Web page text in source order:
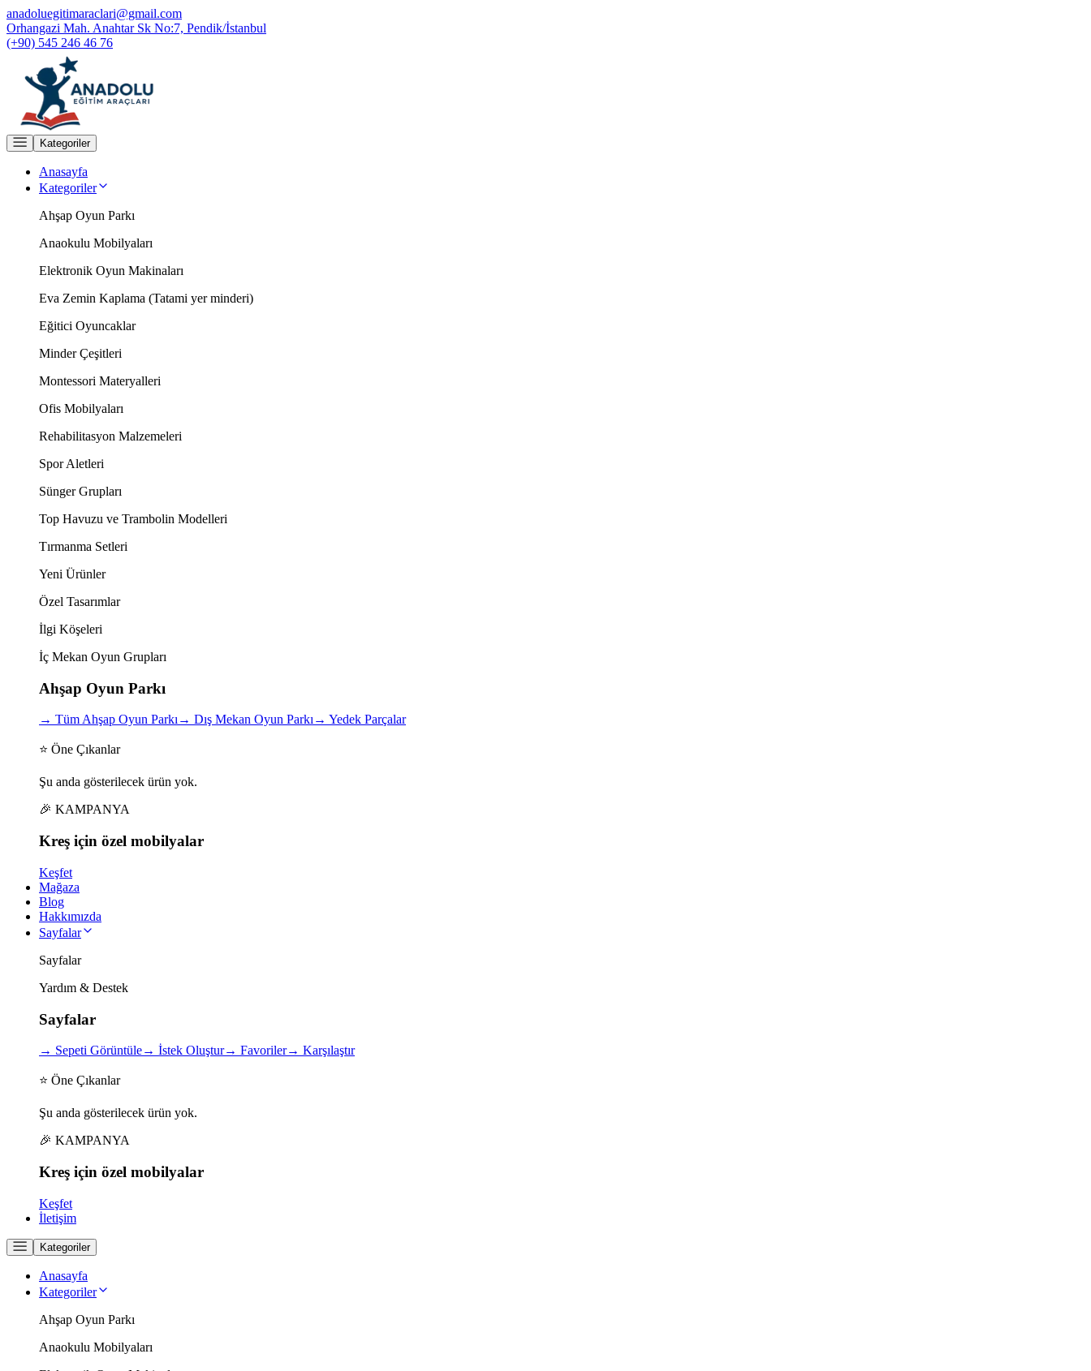
anadoluegitimaraclari@gmail.com
Orhangazi Mah. Anahtar Sk No:7, Pendik/İstanbul
(+90) 545 246 46 76
Kategoriler
Anasayfa
Kategoriler
Ahşap Oyun Parkı
Anaokulu Mobilyaları
Elektronik Oyun Makinaları
Eva Zemin Kaplama (Tatami yer minderi)
Eğitici Oyuncaklar
Minder Çeşitleri
Montessori Materyalleri
Ofis Mobilyaları
Rehabilitasyon Malzemeleri
Spor Aletleri
Sünger Grupları
Top Havuzu ve Trambolin Modelleri
Tırmanma Setleri
Yeni Ürünler
Özel Tasarımlar
İlgi Köşeleri
İç Mekan Oyun Grupları
Ahşap Oyun Parkı
→ Tüm Ahşap Oyun Parkı→ Dış Mekan Oyun Parkı→ Yedek Parçalar
⭐ Öne Çıkanlar
Şu anda gösterilecek ürün yok.
🎉 KAMPANYA
Kreş için özel mobilyalar
Keşfet
Mağaza
Blog
Hakkımızda
Sayfalar
Sayfalar
Yardım & Destek
Sayfalar
→ Sepeti Görüntüle→ İstek Oluştur→ Favoriler→ Karşılaştır
⭐ Öne Çıkanlar
Şu anda gösterilecek ürün yok.
🎉 KAMPANYA
Kreş için özel mobilyalar
Keşfet
İletişim
Kategoriler
Anasayfa
Kategoriler
Ahşap Oyun Parkı
Anaokulu Mobilyaları